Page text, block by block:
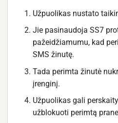
Užpuolikas nustato
Jie pasinaudoja SS7
pažeidžiamumu, kad
SMS žinutę.
Tada perimta žinutė
įrenginį.
Užpuolikas gali
užblokuoti perimtą